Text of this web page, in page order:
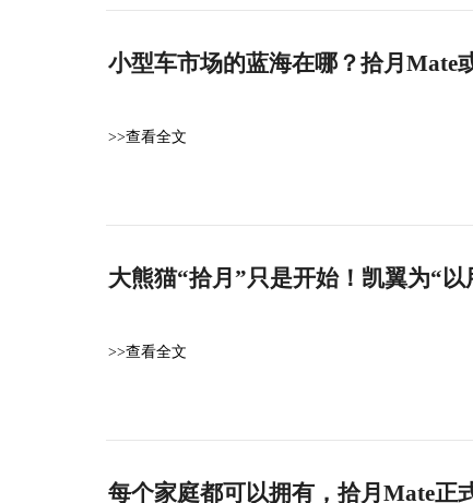
小型车市场的蓝海在哪？拾月Mate
>>查看全文
大熊猫“拾月”只是开始！凯翼为“
>>查看全文
每个家庭都可以拥有，拾月Mate正